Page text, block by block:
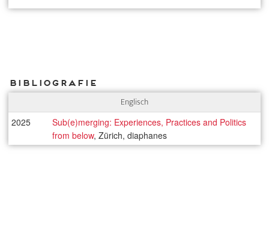
Bibliografie
Englisch
2025
Sub(e)merging: Experiences, Practices and Politics
from below, Zürich, diaphanes